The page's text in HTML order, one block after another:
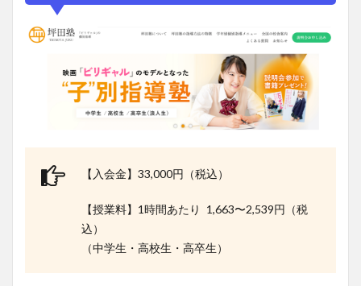
【入会金】33,000円（税込）
【授業料】1時間あたり 1,663〜2,539円（税
込）
（中学生・高校生・高卒生）